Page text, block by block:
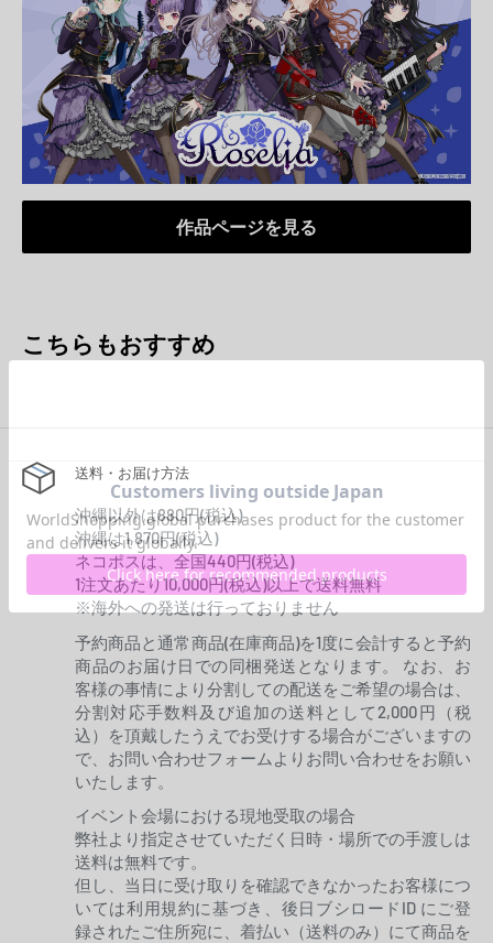
作品ページを見る
こちらもおすすめ
送料・お届け方法
沖縄以外は880円(税込)
沖縄は1,870円(税込)
ネコポスは、全国440円(税込)
1注文あたり10,000円(税込)以上で送料無料
※海外への発送は行っておりません
予約商品と通常商品(在庫商品)を1度に会計すると予約
商品のお届け日での同梱発送となります。 なお、お
客様の事情により分割しての配送をご希望の場合は、
分割対応手数料及び追加の送料として2,000円（税
込）を頂戴したうえでお受けする場合がございますの
で、お問い合わせフォームよりお問い合わせをお願い
いたします。
イベント会場における現地受取の場合
弊社より指定させていただく日時・場所での手渡しは
送料は無料です。
但し、当日に受け取りを確認できなかったお客様につ
いては利用規約に基づき、後日ブシロードID にご登
録されたご住所宛に、着払い（送料のみ）にて商品を